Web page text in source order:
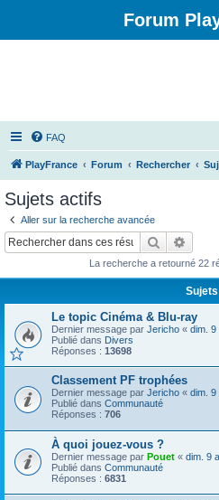
Forum
FAQ
PlayFrance Forum Rechercher
Sujets actifs
Aller sur la recherche avancée
Rechercher
La recherche a retourné 22
Sujets
Le topic Cinéma & Blu-ray
Dernier message par Jericho « dim. 9
Publié dans Divers
Réponses : 13698
Classement PF trophées
Dernier message par Jericho « dim. 9
Publié dans Communauté
Réponses : 706
À quoi jouez-vous ?
Dernier message par Pouet « dim. 9
Publié dans Communauté
Réponses : 6831